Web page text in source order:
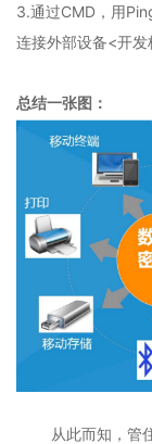
3.通过CMD，用
连接外部设备<开
总结一张图：
从此而知，管住